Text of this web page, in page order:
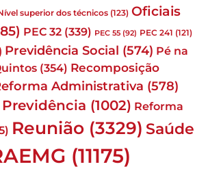
superior dos técnicos (123) Oficiais
PEC 32 (339) PEC 55 (92) PEC 241 (121)
Previdência Social (574) Pé na
(354) Recomposição
Administrativa (578)
(1002) Reforma
Reunião (3329) Saúde
(11175)